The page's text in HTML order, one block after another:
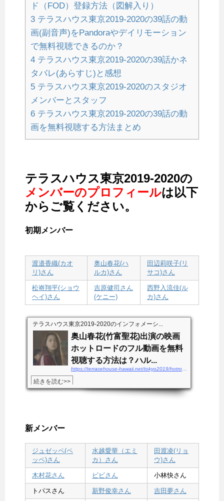
ド（FOD）登録方法（図解入り）
3 テラスハウス東京2019-2020の39話の動
画(副音声)をPandoraやデイリモーション
で無料視聴できるのか？
4 テラスハウス東京2019-2020の39話かネ
タバレ(あらすじ)と感想
5 テラスハウス東京2019-2020のスタジオ
メンバーとスタッフ
6 テラスハウス東京2019-2020の39話の動
画を無料視聴する方法まとめ
テラスハウス東京2019-2020の
メンバーのプロフィールは以下
からご覧ください。
初期メンバー
渡邉香織(カオ
リ)さん
奥山春花(ハ
ルカ)さん
田辺莉咲子(リ
サコ)さん
松㟢翔平(ショウ
ヘイ)さん
吉原健司さん
(ケニー)
西野入流佳(ル
カ)さん
テラスハウス東京2019-2020のインフォメーシ...
奥山春花(竹富聖花)出演の映画
ホットロードのフル動画を無料
視聴する方法は？ハル...
続きを読む>>
新メンバー
ジュゼッペ(ペ
ッペ)さん
水越愛華（エミ
カ）さん
田渡凌(リョ
ウ)さん
木村花さん ビビさん 小林快さん
トパスさん 新野俊幸さん 吉田夢さん